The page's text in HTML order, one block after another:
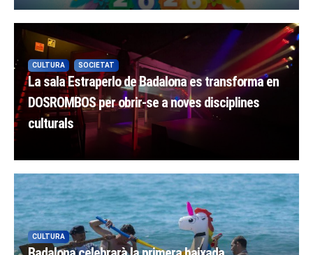
CULTURA SOCIETAT
La sala Estraperlo de Badalona es transforma en
DOSROMBOS per obrir-se a noves disciplines
culturals
CULTURA